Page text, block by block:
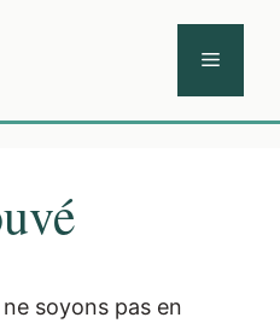
Menu
soyons pas en